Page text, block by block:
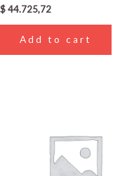
$44.725,72
Add to cart